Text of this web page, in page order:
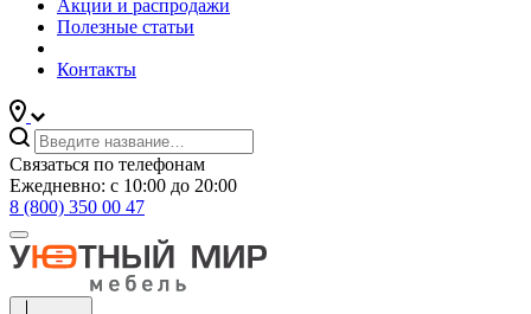
Акции и распродажи
Полезные статьи
Контакты
Связаться по телефонам
Ежедневно: с 10:00 до 20:00
8 (800) 350 00 47